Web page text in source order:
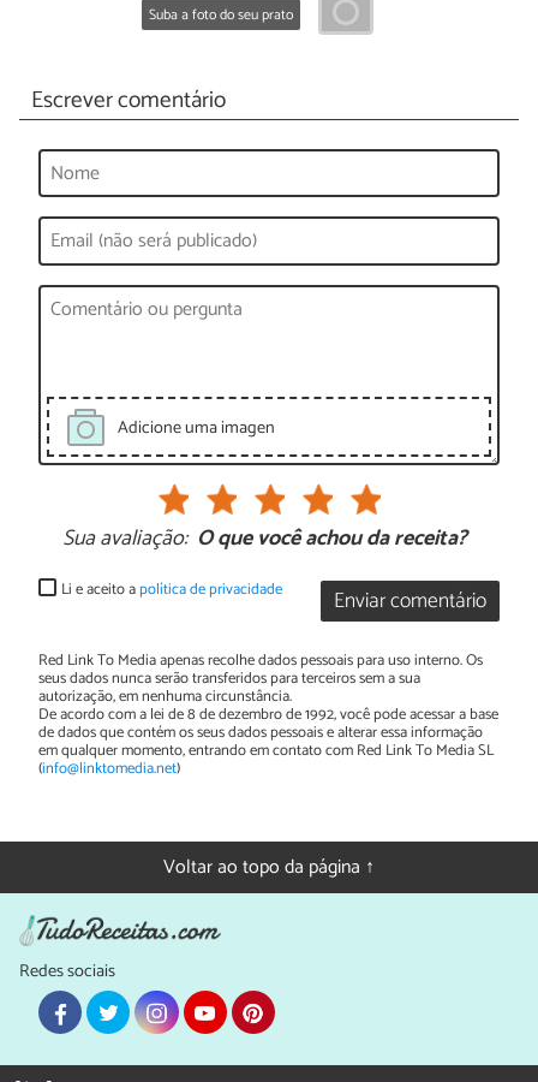
Suba a foto do seu prato
Escrever comentário
Adicione uma imagen
Sua avaliação: O que você achou da receita?
Enviar comentário
Li e aceito apolítica de privacidade
Red Link To Media apenas recolhe dados pessoais para uso interno. Os
seus dados nunca serão transferidos para terceiros sem a sua
autorização, em nenhuma circunstância.
De acordo com a lei de 8 de dezembro de 1992, você pode acessar a base
de dados que contém os seus dados pessoais e alterar essa informação
em qualquer momento, entrando em contato com Red Link To Media SL
(info@linktomedia.net)
Voltar ao topo da página ↑
Redes sociais